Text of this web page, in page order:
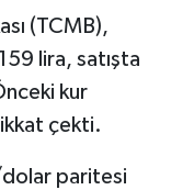
(TCMB),
lira, satışta
kur
çekti.
dolar paritesi